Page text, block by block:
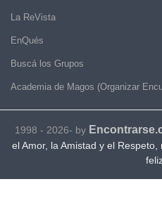
La ReVista
EnQués
Buscá los Grupos
Academia de Magos (Organizar
1998 - 2026- by
el Amor, la Amistad y el